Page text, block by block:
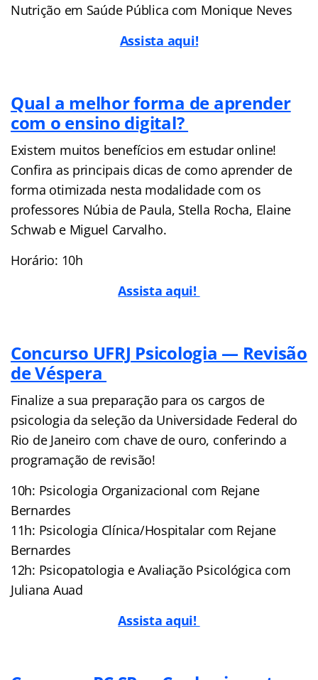
Nutrição em Saúde Pública com Monique Neves
Assista aqui!
Qual a melhor forma de aprender
com o ensino digital?
Existem muitos benefícios em estudar online!
Confira as principais dicas de como aprender de
forma otimizada nesta modalidade com os
professores Núbia de Paula, Stella Rocha, Elaine
Schwab e Miguel Carvalho.
Horário: 10h
Assista aqui!
Concurso UFRJ Psicologia — Revisão
de Véspera
Finalize a sua preparação para os cargos de
psicologia da seleção da Universidade Federal do
Rio de Janeiro com chave de ouro, conferindo a
programação de revisão!
10h: Psicologia Organizacional com Rejane
Bernardes
11h: Psicologia Clínica/Hospitalar com Rejane
Bernardes
12h: Psicopatologia e Avaliação Psicológica com
Juliana Auad
Assista aqui!